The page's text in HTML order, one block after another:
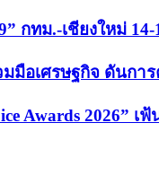
กทม.-เชียงใหม่
มมือเศรษฐกิจ ดัน
Awards 2026” เ